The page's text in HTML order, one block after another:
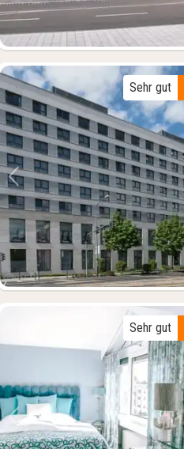
Vorheriges Bild
Sehr gut
Vorheriges Bild
Sehr gut